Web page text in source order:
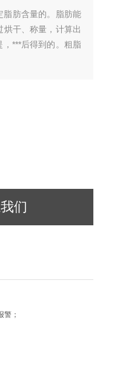
脂肪含量的。脂肪能
干、称量，计算出
***后得到的。粗脂
们
警；